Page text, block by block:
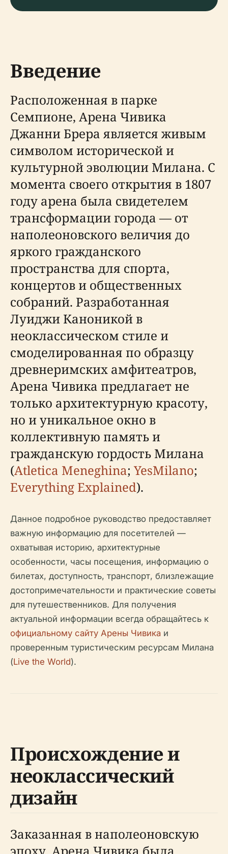
Введение
Расположенная в парке
Семпионе, Арена Чивика
Джанни Брера является живым
символом исторической и
культурной эволюции Милана. С
момента своего открытия в 1807
году арена была свидетелем
трансформации города — от
наполеоновского величия до
яркого гражданского
пространства для спорта,
концертов и общественных
собраний. Разработанная
Луиджи Каноникой в
неоклассическом стиле и
смоделированная по образцу
древнеримских амфитеатров,
Арена Чивика предлагает не
только архитектурную красоту,
но и уникальное окно в
коллективную память и
гражданскую гордость Милана
(Atletica Meneghina; YesMilano;
Everything Explained).
Данное подробное руководство предоставляет
важную информацию для посетителей —
охватывая историю, архитектурные
особенности, часы посещения, информацию о
билетах, доступность, транспорт, близлежащие
достопримечательности и практические советы
для путешественников. Для получения
актуальной информации всегда обращайтесь к
официальному сайту Арены Чивика и
проверенным туристическим ресурсам Милана
(Live the World).
Происхождение и
неоклассический
дизайн
Заказанная в наполеоновскую